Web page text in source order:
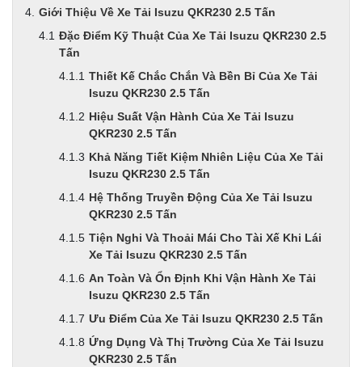
Giới Thiệu Về Xe Tải Isuzu QKR230 2.5 Tấn
Đặc Điểm Kỹ Thuật Của Xe Tải Isuzu QKR230 2.5
Tấn
Thiết Kế Chắc Chắn Và Bền Bỉ Của Xe Tải
Isuzu QKR230 2.5 Tấn
Hiệu Suất Vận Hành Của Xe Tải Isuzu
QKR230 2.5 Tấn
Khả Năng Tiết Kiệm Nhiên Liệu Của Xe Tải
Isuzu QKR230 2.5 Tấn
Hệ Thống Truyền Động Của Xe Tải Isuzu
QKR230 2.5 Tấn
Tiện Nghi Và Thoải Mái Cho Tài Xế Khi Lái
Xe Tải Isuzu QKR230 2.5 Tấn
An Toàn Và Ổn Định Khi Vận Hành Xe Tải
Isuzu QKR230 2.5 Tấn
Ưu Điểm Của Xe Tải Isuzu QKR230 2.5 Tấn
Ứng Dụng Và Thị Trường Của Xe Tải Isuzu
QKR230 2.5 Tấn